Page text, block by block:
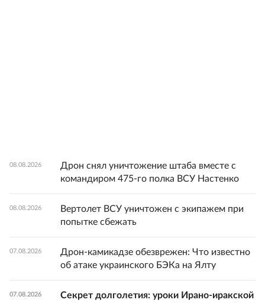
08.08.2026
Дрон снял уничтожение штаба вместе с
командиром 475-го полка ВСУ Настенко
08.08.2026
Вертолет ВСУ уничтожен с экипажем при
попытке сбежать
07.08.2026
Дрон-камикадзе обезврежен: Что известно
об атаке украинского БЭКа на Ялту
07.08.2026
Секрет долголетия: уроки Ирано-иракской